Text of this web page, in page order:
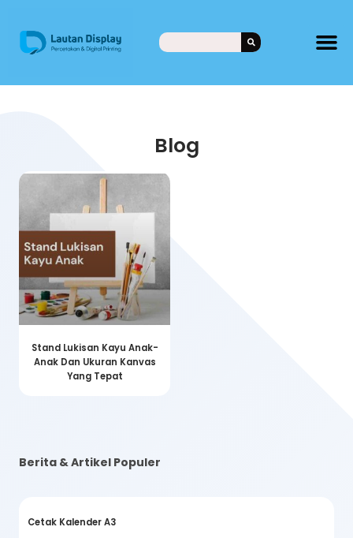
Blog
Stand Lukisan Kayu Anak-
Anak Dan Ukuran Kanvas
Yang Tepat
Berita & Artikel Populer
Cetak Kalender A3